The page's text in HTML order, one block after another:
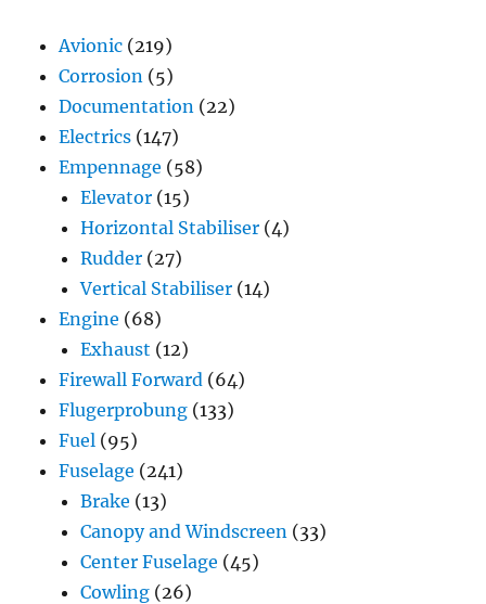
Avionic (219)
Corrosion (5)
Documentation (22)
Electrics (147)
Empennage (58)
Elevator (15)
Horizontal Stabiliser (4)
Rudder (27)
Vertical Stabiliser (14)
Engine (68)
Exhaust (12)
Firewall Forward (64)
Flugerprobung (133)
Fuel (95)
Fuselage (241)
Brake (13)
Canopy and Windscreen (33)
Center Fuselage (45)
Cowling (26)